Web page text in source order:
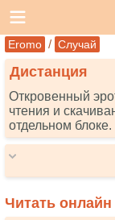
Eromo / Случай
Дистанция
Откровенный
чтения и
отдельном блоке.
Читать